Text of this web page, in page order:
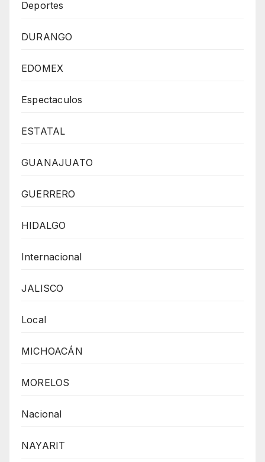
Deportes
DURANGO
EDOMEX
Espectaculos
ESTATAL
GUANAJUATO
GUERRERO
HIDALGO
Internacional
JALISCO
Local
MICHOACÁN
MORELOS
Nacional
NAYARIT